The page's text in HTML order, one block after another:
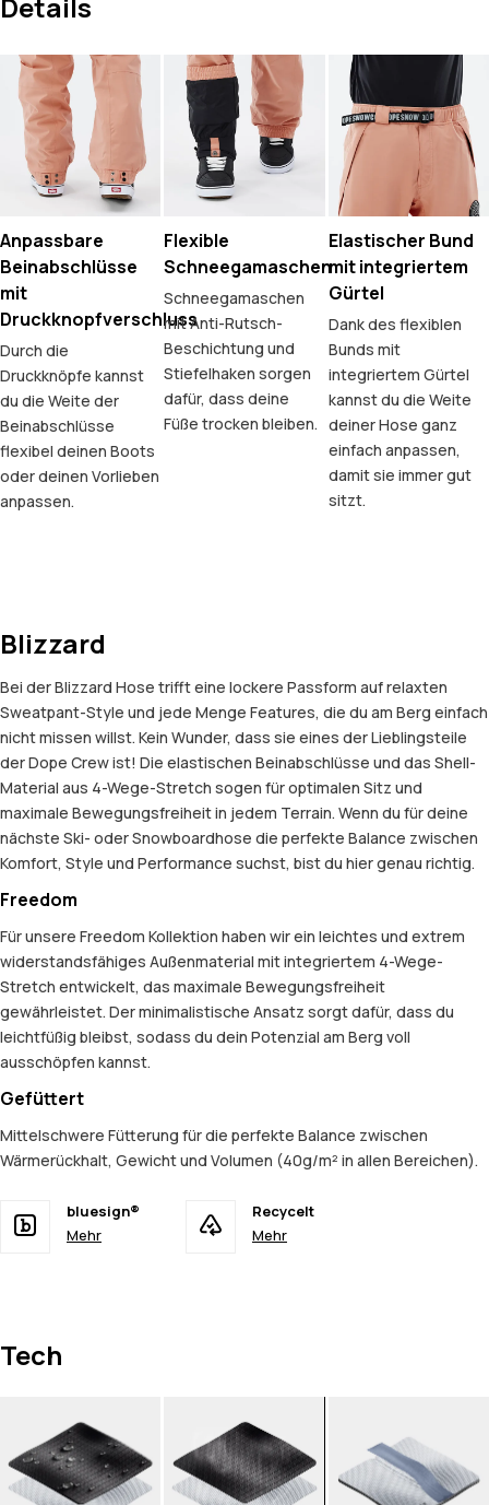
Details
Anpassbare
Beinabschlüsse
mit
Druckknopfverschluss
Durch die
Druckknöpfe kannst
du die Weite der
Beinabschlüsse
flexibel deinen Boots
oder deinen Vorlieben
anpassen.
Flexible
Schneegamaschen
Schneegamaschen
mit Anti-Rutsch-
Beschichtung und
Stiefelhaken sorgen
dafür, dass deine
Füße trocken bleiben.
Elastischer Bund
mit integriertem
Gürtel
Dank des flexiblen
Bunds mit
integriertem Gürtel
kannst du die Weite
deiner Hose ganz
einfach anpassen,
damit sie immer gut
sitzt.
Blizzard
Bei der Blizzard Hose trifft eine lockere Passform auf relaxten
Sweatpant-Style und jede Menge Features, die du am Berg einfach
nicht missen willst. Kein Wunder, dass sie eines der Lieblingsteile
der Dope Crew ist! Die elastischen Beinabschlüsse und das Shell-
Material aus 4-Wege-Stretch sogen für optimalen Sitz und
maximale Bewegungsfreiheit in jedem Terrain. Wenn du für deine
nächste Ski- oder Snowboardhose die perfekte Balance zwischen
Komfort, Style und Performance suchst, bist du hier genau richtig.
Freedom
Für unsere Freedom Kollektion haben wir ein leichtes und extrem
widerstandsfähiges Außenmaterial mit integriertem 4-Wege-
Stretch entwickelt, das maximale Bewegungsfreiheit
gewährleistet. Der minimalistische Ansatz sorgt dafür, dass du
leichtfüßig bleibst, sodass du dein Potenzial am Berg voll
ausschöpfen kannst.
Gefüttert
Mittelschwere Fütterung für die perfekte Balance zwischen
Wärmerückhalt, Gewicht und Volumen (40g/m² in allen Bereichen).
bluesign®
Mehr
Recycelt
Mehr
Tech